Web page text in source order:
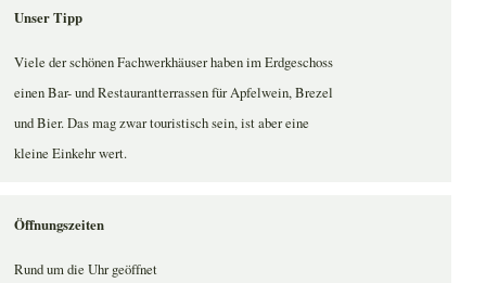
Unser Tipp
Viele der schönen Fachwerkhäuser haben im Erdgeschoss
einen Bar- und Restaurantterrassen für Apfelwein, Brezel
und Bier. Das mag zwar touristisch sein, ist aber eine
kleine Einkehr wert.
Öffnungszeiten
Rund um die Uhr geöffnet